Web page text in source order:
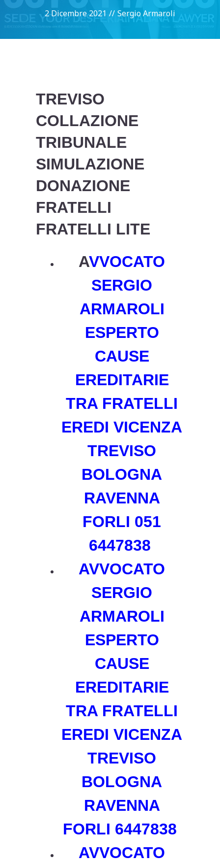
2 Dicembre 2021 // Sergio Armaroli
TREVISO
COLLAZIONE
TRIBUNALE
SIMULAZIONE
DONAZIONE
FRATELLI
FRATELLI LITE
AVVOCATO
SERGIO
ARMAROLI
ESPERTO
CAUSE
EREDITARIE
TRA FRATELLI
EREDI VICENZA
TREVISO
BOLOGNA
RAVENNA
FORLI 051
6447838
AVVOCATO
SERGIO
ARMAROLI
ESPERTO
CAUSE
EREDITARIE
TRA FRATELLI
EREDI VICENZA
TREVISO
BOLOGNA
RAVENNA
FORLI 6447838
AVVOCATO